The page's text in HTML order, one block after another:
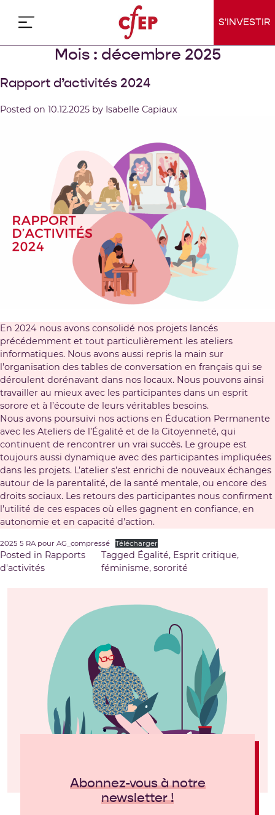
content
S'INVESTIR
Mois : décembre 2025
Rapport d’activités 2024
Posted on 10.12.2025 by Isabelle Capiaux
En 2024 nous avons consolidé nos projets lancés
précédemment et tout particulièrement les ateliers
informatiques. Nous avons aussi repris la main sur
l’organisation des tables de conversation en français qui se
déroulent dorénavant dans nos locaux. Nous pouvons ainsi
travailler au mieux avec les participantes dans un esprit
sorore et à l’écoute de leurs véritables besoins.
Nous avons poursuivi nos actions en Éducation Permanente
avec les Ateliers de l’Égalité et de la Citoyenneté, qui
continuent de rencontrer un vrai succès. Le groupe est
toujours aussi dynamique avec des participantes impliquées
dans les projets. L’atelier s’est enrichi de nouveaux échanges
autour de la parentalité, de la santé mentale, ou encore des
droits sociaux. Les retours des participantes nous confirment
l’utilité de ces espaces où elles gagnent en confiance, en
autonomie et en capacité d’action.
2025 5 RA pour AG_compressé Télécharger
Posted in Rapports
d'activités
Tagged Égalité, Esprit critique,
féminisme,sororité
Abonnez-vous à notre
newsletter !